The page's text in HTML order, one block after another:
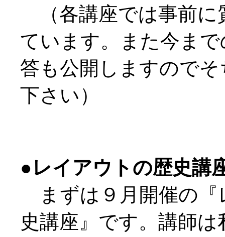
（各講座では事前に
ています。また今ま
答も公開しますので
下さい）
●レイアウトの歴史講
まずは９月開催の『
史講座』です。講師